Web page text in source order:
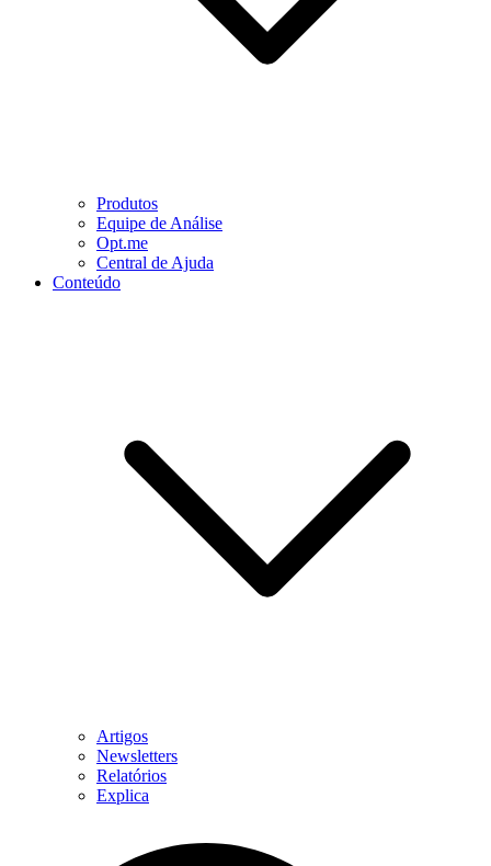
Produtos
Equipe de Análise
Opt.me
Central de Ajuda
Conteúdo
Artigos
Newsletters
Relatórios
Explica